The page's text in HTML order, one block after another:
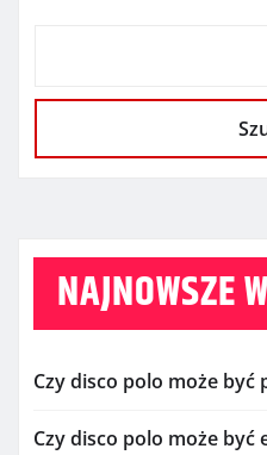
NAJNOWSZE
Czy disco polo może być
Czy disco polo może być